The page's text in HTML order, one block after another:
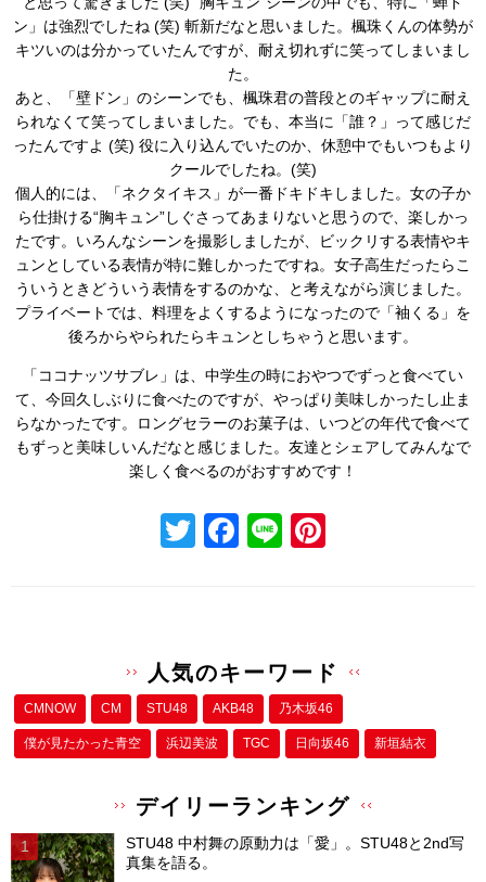
ン」は強烈でしたね (笑) 斬新だなと思いました。楓珠くんの体勢が
キツいのは分かっていたんですが、耐え切れずに笑ってしまいまし
た。
あと、「壁ドン」のシーンでも、楓珠君の普段とのギャップに耐え
られなくて笑ってしまいました。でも、本当に「誰？」って感じだ
ったんですよ (笑) 役に入り込んでいたのか、休憩中でもいつもより
クールでしたね。(笑)
個人的には、「ネクタイキス」が一番ドキドキしました。女の子か
ら仕掛ける“胸キュン”しぐさってあまりないと思うので、楽しかっ
たです。いろんなシーンを撮影しましたが、ビックリする表情やキ
ュンとしている表情が特に難しかったですね。女子高生だったらこ
ういうときどういう表情をするのかな、と考えながら演じました。
プライベートでは、料理をよくするようになったので「袖くる」を
後ろからやられたらキュンとしちゃうと思います。
「ココナッツサブレ」は、中学生の時におやつでずっと食べてい
て、今回久しぶりに食べたのですが、やっぱり美味しかったし止ま
らなかったです。ロングセラーのお菓子は、いつどの年代で食べて
もずっと美味しいんだなと感じました。友達とシェアしてみんなで
楽しく食べるのがおすすめです！
T
F
b
o
o
Li
st
人気のキーワード
CMNOW CM STU48 AKB48 乃木坂46
僕が⾒たかった⻘空 浜辺美波 TGC 日向坂46 新垣結衣
デイリーランキング
STU48 中村舞の原動力は「愛」。STU48と2nd写
真集を語る。